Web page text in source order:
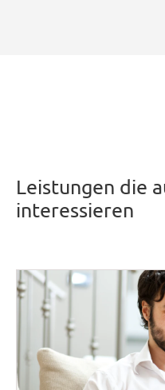
Leistungen die
interessieren